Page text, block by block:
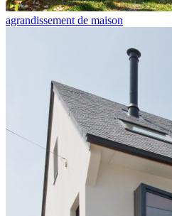
agrandissement de maison